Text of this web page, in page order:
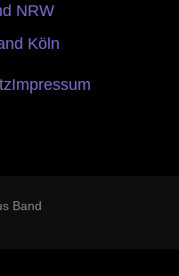
NRW
Köln
Impressum
Band